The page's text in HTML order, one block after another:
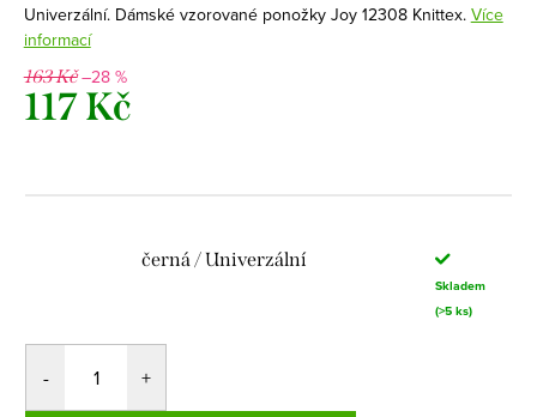
Univerzální. Dámské vzorované ponožky Joy 12308 Knittex. Více
informací
163 Kč–28 %
117 Kč
černá / Univerzální
Skladem
(>5 ks)